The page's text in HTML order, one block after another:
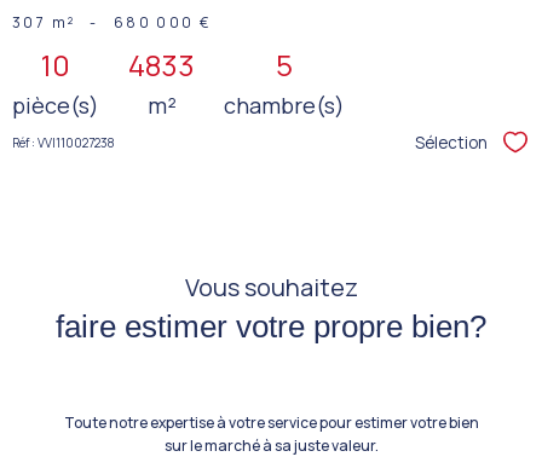
307 m² - 680 000 €
10
pièce(s)
4833
m²
5
chambre(s)
Réf : VVI110027238 Sélection
Vous souhaitez
faire estimer votre propre bien?
Toute notre expertise à votre service pour estimer votre bien
sur le marché à sa juste valeur.